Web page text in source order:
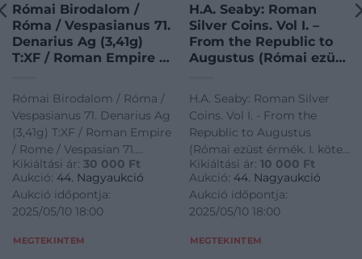
Római Birodalom /
Róma / Vespasianus 71.
Denarius Ag (3,41g)
T:XF / Roman Empire /
Denarius Ag ” IMP
CAESAR VES-P AVG P
M / TRI POT” Vesta
seated left, holding
simpulum (3,41g) C:XF
RIC II 46
Római Birodalom / Róma /
Vespasianus 71. Denarius Ag
(3,41g) T:XF / Roman Empire
/ Rome / Vespasian 71.
Denarius Ag " IMP CAESAR
VES-P AVG P M / TRI POT"
Vesta seated left, holding
simpulum (3,41g) C:XF RIC II
Kikiáltási ár: 30 000 Ft
Aukció: 44. Nagyaukció
Aukció időpontja:
2025/05/10 18:00
MEGTEKINTEM
H.A. Seaby: Roman
Silver Coins. Vol I. –
From the Republic to
Augustus (Római ezüst
Augustusig). B.A.
Seaby Ltd., London,
1967., II. kiadás, papír
védőborítóban.
Használt, nagyon jó
állapotú kötet. / H.A.
Seaby: Roman Silver
Coins. Vol I. – From the
Republic to Augustus.
H.A. Seaby: Roman Silver
Coins. Vol I. - From the
Republic to Augustus
(Római ezüst érmék. I. kötet,
a Köztársaság korától
Augustusig). B.A. Seaby Ltd.,
London, 1967., II. kiadás,
papír védőborítóban.
Kikiáltási ár: 10 000 Ft
Aukció: 44. Nagyaukció
Aukció időpontja:
2025/05/10 18:00
MEGTEKINTEM